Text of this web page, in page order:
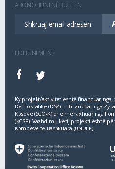
ABONOHUNI NË BULETIN
LIDHUNI ME NE
Ky projekt/aktivitet është financuar
Demokratike (DSP) – i financuar nga
Kosovë (SCO‐K) dhe menaxhuar nga
(KCSF). Vazhdimi i këtij projekti është
Kombeve të Bashkuara (UNDEF).